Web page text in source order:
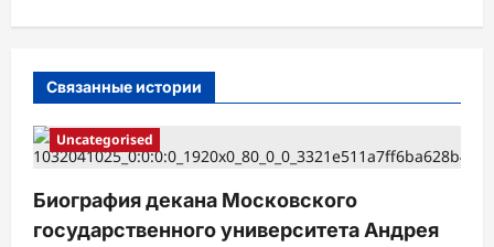
и
Связанные истории
Uncategorised
Биография декана Московского
государственного университета Андрея